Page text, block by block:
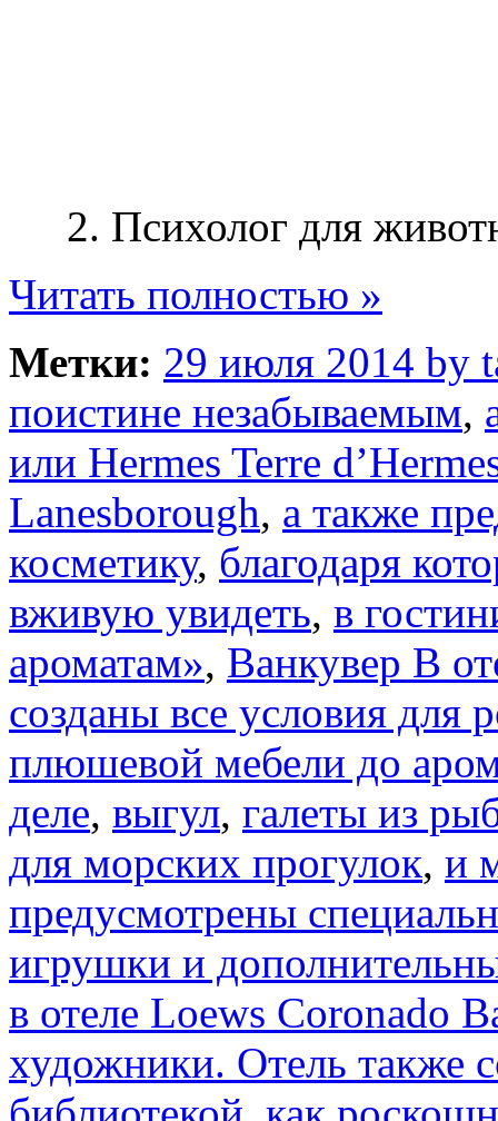
2. Психолог для
Читать полностью »
Метки: 29 июля 2014 by
поистине незабываемым,
или Hermes Terre
Lanesborough, а также
косметику, благодаря
вживую увидеть, в
ароматам», Ванкувер В
созданы все условия для
плюшевой мебели до
деле, выгул, галеты из
для морских прогулок, и
предусмотрены
игрушки и
в отеле Loews Coronado
художники. Отель также